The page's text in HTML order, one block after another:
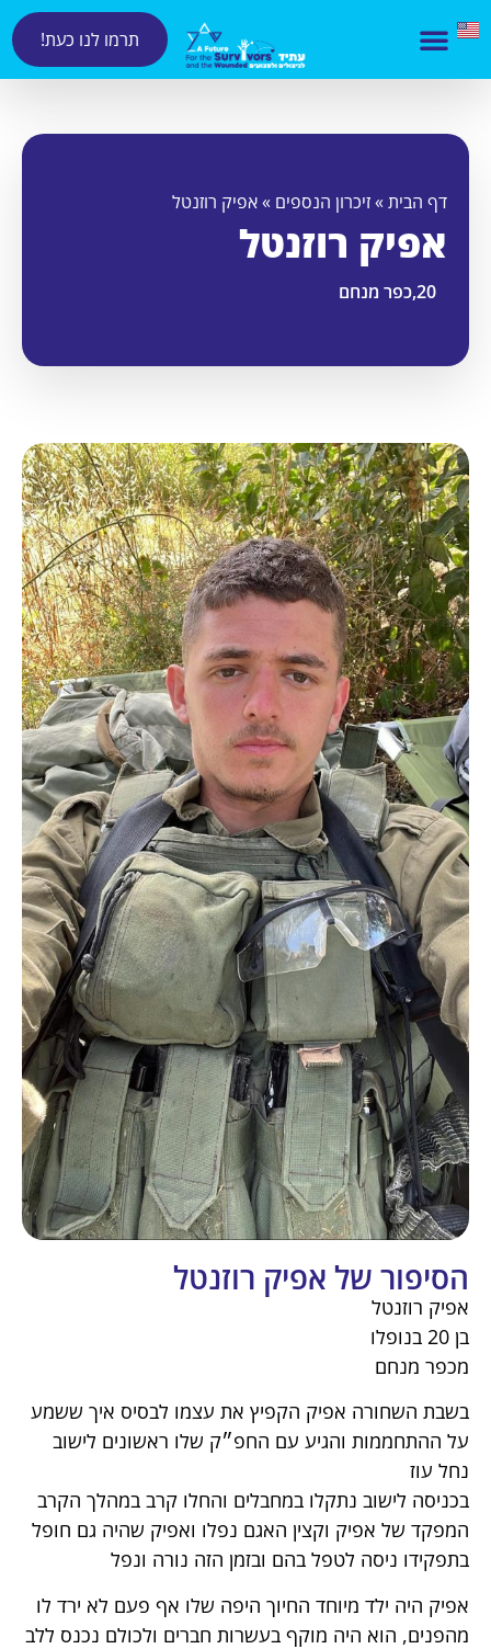
תרמו לנו כעת!
דף הבית»זיכרון הנספים »אפיק רוזנטל
אפיק רוזנטל
20,כפר מנחם
הסיפור של אפיק רוזנטל
אפיק רוזנטל
בן 20 בנופלו
מכפר מנחם
בשבת השחורה אפיק הקפיץ את עצמו לבסיס איך ששמע
על ההתחממות והגיע עם החפ״ק שלו ראשונים לישוב
נחל עוז
בכניסה לישוב נתקלו במחבלים והחלו קרב במהלך הקרב
המפקד של אפיק וקצין האגם נפלו ואפיק שהיה גם חופל
בתפקידו ניסה לטפל בהם ובזמן הזה נורה ונפל
אפיק היה ילד מיוחד החיוך היפה שלו אף פעם לא ירד לו
מהפנים, הוא היה מוקף בעשרות חברים ולכולם נכנס ללב